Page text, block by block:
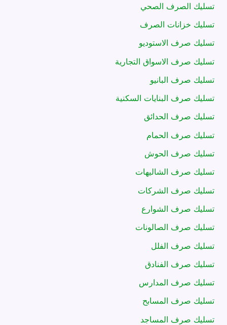
تسليك الصرف الصحي
تسليك خزانات الصرف
تسليك صرف الاستوديو
تسليك صرف الاسواق التجارية
تسليك صرف البانيو
تسليك صرف البنايات السكنية
تسليك صرف الحدائق
تسليك صرف الحمام
تسليك صرف الحوش
تسليك صرف الشاليهات
تسليك صرف الشركات
تسليك صرف الشوارع
تسليك صرف الصالونات
تسليك صرف الفلل
تسليك صرف الفنادق
تسليك صرف المدارس
تسليك صرف المسابح
تسليك صرف المساجد